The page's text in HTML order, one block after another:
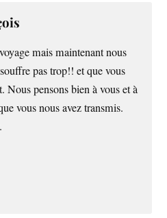
mais maintenant nous
pas trop!! et que vous
Nous pensons bien à vous et à
vous nous avez transmis.